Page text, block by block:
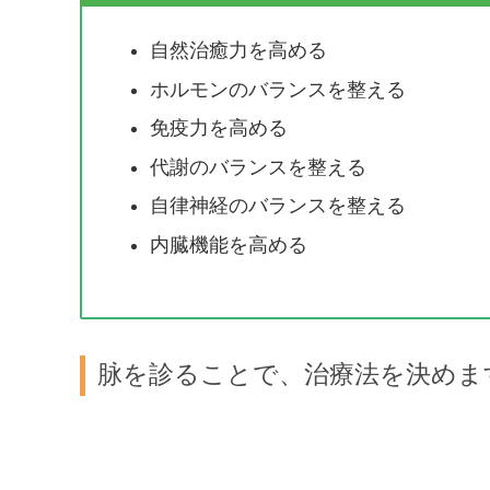
自然治癒力を高める
ホルモンのバランスを整える
免疫力を高める
代謝のバランスを整える
自律神経のバランスを整える
内臓機能を高める
脉を診ることで、治療法を決めま